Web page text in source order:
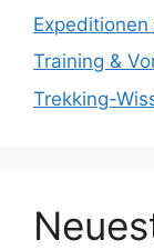
Expeditionen
Training &
Trekking-